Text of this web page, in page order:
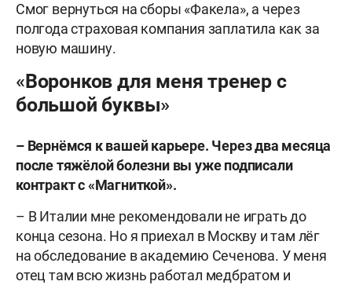
Смог вернуться на сборы «Факела», а через
полгода страховая компания заплатила как за
новую машину.
«Воронков для меня тренер с
большой буквы»
– Вернёмся к вашей карьере. Через два месяца
после тяжёлой болезни вы уже подписали
контракт с «Магниткой».
– В Италии мне рекомендовали не играть до
конца сезона. Но я приехал в Москву и там лёг
на обследование в академию Сеченова. У меня
отец там всю жизнь работал медбратом и